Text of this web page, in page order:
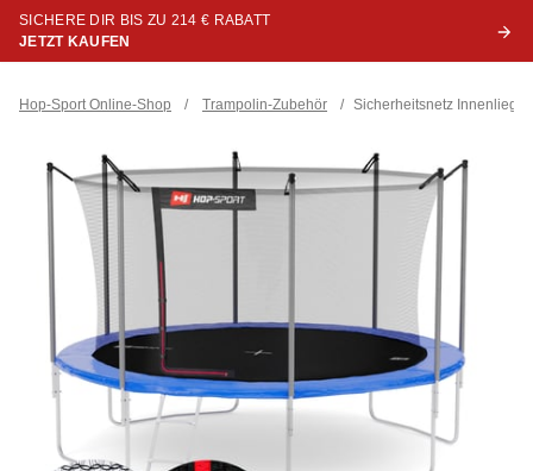
SICHERE DIR BIS ZU 214 € RABATT
JETZT KAUFEN
Hop-Sport Online-Shop / Trampolin-Zubehör / Sicherheitsnetz